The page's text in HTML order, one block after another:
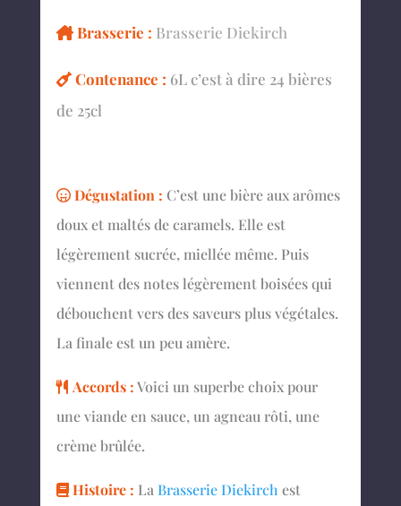
Brasserie : Brasserie Diekirch
Contenance : 6L c’est à dire 24 bières
de 25cl
Dégustation : C’est une bière aux arômes
doux et maltés de caramels. Elle est
légèrement sucrée, miellée même. Puis
viennent des notes légèrement boisées qui
débouchent vers des saveurs plus végétales.
La finale est un peu amère.
Accords :Voici un superbe choix pour
une viande en sauce, un agneau rôti, une
crème brûlée.
Histoire : La Brasserie Diekirch est